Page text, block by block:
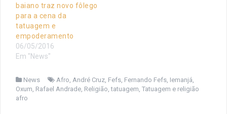
baiano traz novo fôlego
para a cena da
tatuagem e
empoderamento
06/05/2016
Em "News"
News Afro André Cruz Fefs Fernando Fefs Iemanjá
Oxum Rafael Andrade Religião ,tatuagem Tatuagem e religião
afro